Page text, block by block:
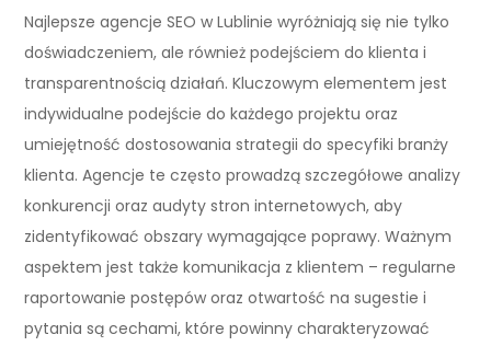
Najlepsze agencje SEO w Lublinie wyróżniają się nie tylko
doświadczeniem, ale również podejściem do klienta i
transparentnością działań. Kluczowym elementem jest
indywidualne podejście do każdego projektu oraz
umiejętność dostosowania strategii do specyfiki branży
klienta. Agencje te często prowadzą szczegółowe analizy
konkurencji oraz audyty stron internetowych, aby
zidentyfikować obszary wymagające poprawy. Ważnym
aspektem jest także komunikacja z klientem – regularne
raportowanie postępów oraz otwartość na sugestie i
pytania są cechami, które powinny charakteryzować